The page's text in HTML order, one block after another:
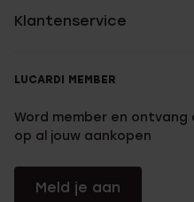
Klantenservice
LUCARDI MEMBER
Word member en ontvang
op al jouw aankopen
Meld je aan